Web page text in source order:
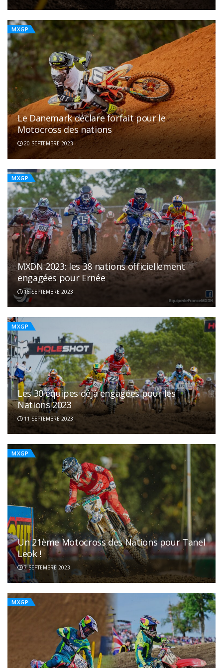
MXGP
Le Danemark déclare forfait pour le
Motocross des nations
20 SEPTEMBRE 2023
MXGP
MXDN 2023: les 38 nations officiellement
engagées pour Ernée
16 SEPTEMBRE 2023
MXGP
Les 30 équipes déjà engagées pour les
Nations 2023
11 SEPTEMBRE 2023
MXGP
Un 21ème Motocross des Nations pour Tanel
Leok !
7 SEPTEMBRE 2023
MXGP